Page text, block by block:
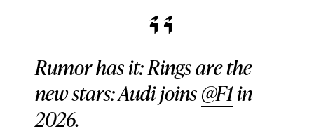
Rumor has it: Rings are the
new stars: Audi joins@F1in
2026.